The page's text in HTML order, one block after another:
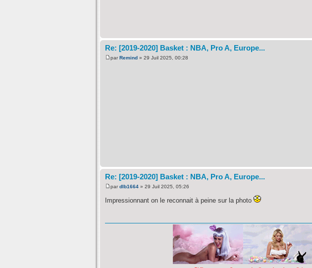
Re: [2019-2020] Basket : NBA, Pro A, Europe...
parRemind » 29 Juil 2025, 00:28
Re: [2019-2020] Basket : NBA, Pro A, Europe...
pardlb1664 » 29 Juil 2025, 05:26
Impressionnant on le reconnait à peine sur la photo